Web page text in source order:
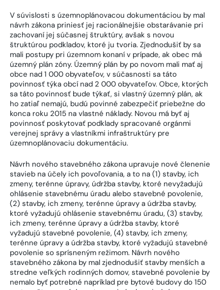
V súvislosti s územnoplánovacou dokumentáciou by mal
návrh zákona priniesť jej racionálnejšie obstarávanie pri
zachovaní jej súčasnej štruktúry, avšak s novou
štruktúrou podkladov, ktoré ju tvoria. Zjednodušiť by sa
mali postupy pri územnom konaní v prípade, ak obec má
územný plán zóny. Územný plán by po novom mali mať aj
obce nad 1 000 obyvateľov, v súčasnosti sa táto
povinnosť týka obcí nad 2 000 obyvateľov. Obce, ktorých
sa táto povinnosť bude týkať, si vlastný územný plán, ak
ho zatiaľ nemajú, budú povinné zabezpečiť priebežne do
konca roku 2015 na vlastné náklady. Novou má byť aj
povinnosť poskytovať podklady spracované orgánmi
verejnej správy a vlastníkmi infraštruktúry pre
územnoplánovaciu dokumentáciu.
Návrh nového stavebného zákona upravuje nové členenie
stavieb na účely ich povoľovania, a to na (1) stavby, ich
zmeny, terénne úpravy, údržba stavby, ktoré nevyžadujú
ohlásenie stavebnému úradu alebo stavebné povolenie,
(2) stavby, ich zmeny, terénne úpravy a údržba stavby,
ktoré vyžadujú ohlásenie stavebnému úradu, (3) stavby,
ich zmeny, terénne úpravy a údržba stavby, ktoré
vyžadujú stavebné povolenie, (4) stavby, ich zmeny,
terénne úpravy a údržba stavby, ktoré vyžadujú stavebné
povolenie so sprísneným režimom. Návrh nového
stavebného zákona by mal zjednodušiť stavby menších a
stredne veľkých rodinných domov, stavebné povolenie by
nemalo byť potrebné napríklad pre bytové budovy do 150